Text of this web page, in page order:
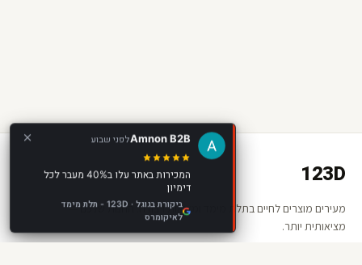
123D
מעירים מוצרים לחיים בתלת מימד ומציאות רבודה. החנות שלכם —
מציאותית יותר.
Amnon B2Bלפני שבוע
המכירות באתר עלו ב40% מעבר לכל
דימיון
ביקורת בגוגל · 123D - תלת מימד
לאיקומרס